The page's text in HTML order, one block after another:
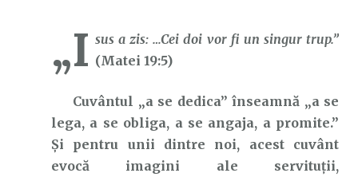
„I sus a zis: …Cei doi vor fi un singur trup.”
(Matei 19:5)
Cuvântul „a se dedica” înseamnă „a se
lega, a se obliga, a se angaja, a promite.”
Și pentru unii dintre noi, acest cuvânt
evocă imagini ale servituții,